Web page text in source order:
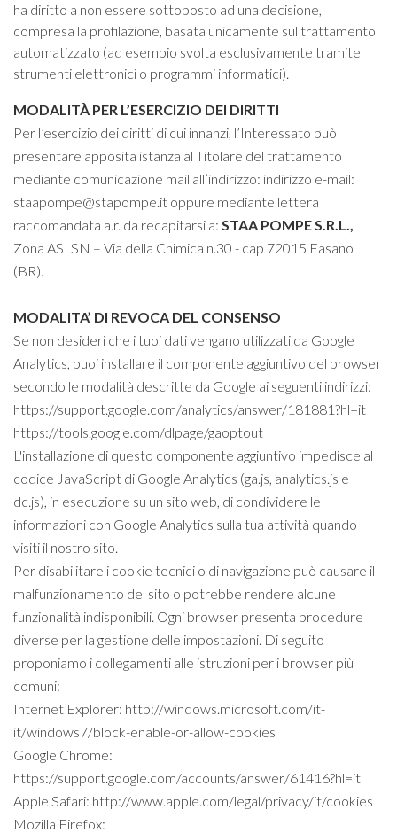
ha diritto a non essere sottoposto ad una decisione,
compresa la profilazione, basata unicamente sul trattamento
automatizzato (ad esempio svolta esclusivamente tramite
strumenti elettronici o programmi informatici).
MODALITÀ PER L’ESERCIZIO DEI DIRITTI
Per l’esercizio dei diritti di cui innanzi, l’Interessato può
presentare apposita istanza al Titolare del trattamento
mediante comunicazione mail all’indirizzo: indirizzo e-mail:
staapompe@stapompe.it oppure mediante lettera
raccomandata a.r. da recapitarsi a: STAA POMPE S.R.L.,
Zona ASI SN – Via della Chimica n.30 - cap 72015 Fasano
(BR).
MODALITA’ DI REVOCA DEL CONSENSO
Se non desideri che i tuoi dati vengano utilizzati da Google
Analytics, puoi installare il componente aggiuntivo del browser
secondo le modalità descritte da Google ai seguenti indirizzi:
https://support.google.com/analytics/answer/181881?hl=it
https://tools.google.com/dlpage/gaoptout
L'installazione di questo componente aggiuntivo impedisce al
codice JavaScript di Google Analytics (ga.js, analytics.js e
dc.js), in esecuzione su un sito web, di condividere le
informazioni con Google Analytics sulla tua attività quando
visiti il nostro sito.
Per disabilitare i cookie tecnici o di navigazione può causare il
malfunzionamento del sito o potrebbe rendere alcune
funzionalità indisponibili. Ogni browser presenta procedure
diverse per la gestione delle impostazioni. Di seguito
proponiamo i collegamenti alle istruzioni per i browser più
comuni:
Internet Explorer: http://windows.microsoft.com/it-
it/windows7/block-enable-or-allow-cookies
Google Chrome:
https://support.google.com/accounts/answer/61416?hl=it
Apple Safari: http://www.apple.com/legal/privacy/it/cookies
Mozilla Firefox: